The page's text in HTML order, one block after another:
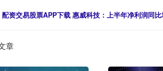
配资交易股票APP下载 惠威科技：上半年净利润同
章